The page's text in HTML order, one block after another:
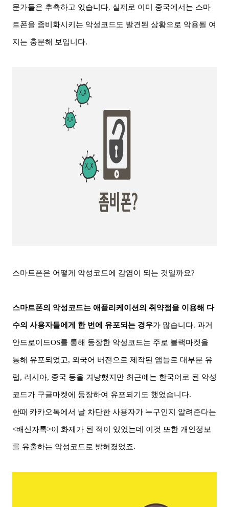
문가들은 추측하고 있습니다. 실제로 이미 중국에서는 스마
트폰을 좀비화시키는 악성코드도 발견된 상황으로 악용될 여
지는 충분해 보입니다.
스마트폰은 어떻게 악성코드에 감염이 되는 것일까요?
스마트폰의 악성코드는 애플리케이션의 취약점을 이용해 다
수의 사용자들에게 한 번에 유포되는 경우가 많습니다. 과거
안드로이드OS를 통해 등장한 악성코드는 주로 블랙마켓을
통해 유포되었고, 외국어 버전으로 제작된 앱들로 대부분 유
럽, 러시아, 중국 등을 겨냥했지만 최근에는 한국어로 된 악성
코드가 구글마켓에 등장하여 유포되기도 했었습니다.
한때 카카오톡에서 날 차단한 사용자가 누구인지 알려준다는
<배신자톡>이 화제가 된 적이 있었는데 이것 또한 개인정보
를 유출하는 악성코드로 밝혀졌었죠.